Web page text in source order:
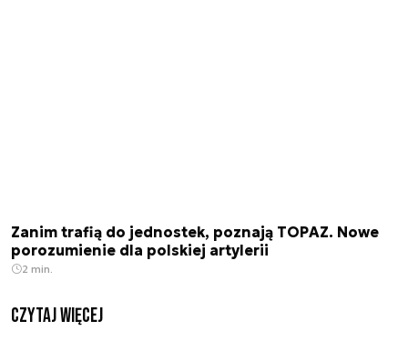
Zanim trafią do jednostek, poznają TOPAZ. Nowe
porozumienie dla polskiej artylerii
2 min.
czytaj więcej